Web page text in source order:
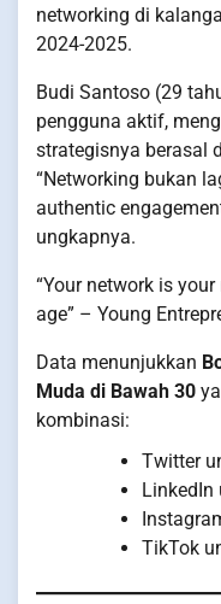
networking di
2024-2025.
Budi Santoso (29
pengguna aktif,
strategisnya berasal
“Networking bukan
authentic
ungkapnya.
“Your network is
age” – Young
Data menunjukkan
Muda di Bawah 30
kombinasi:
Twitter
LinkedIn
TikTok